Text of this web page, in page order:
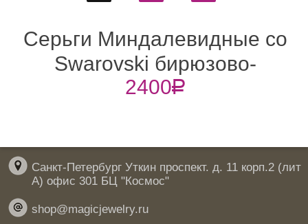
Серьги Миндалевидные со
Swarovski бирюзово-
коричневыми
2400R
Санкт-Петербург Уткин проспект. д. 11 корп.2 (лит
А) офис 301 БЦ "Космос"
shop@magicjewelry.ru